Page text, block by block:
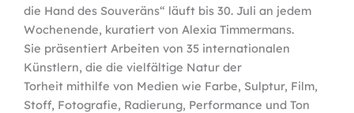
die Hand des Souveräns“ läuft bis 30. Juli an jedem
Wochenende, kuratiert von Alexia Timmermans.
Sie präsentiert Arbeiten von 35 internationalen
Künstlern, die die vielfältige Natur der
Torheit mithilfe von Medien wie Farbe, Sulptur, Film,
Stoff, Fotografie, Radierung, Performance und Ton